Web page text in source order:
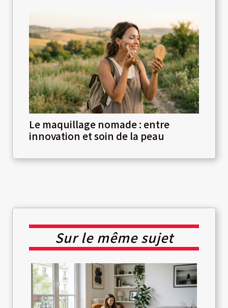
Le maquillage nomade : entre
innovation et soin de la peau
Sur le même sujet